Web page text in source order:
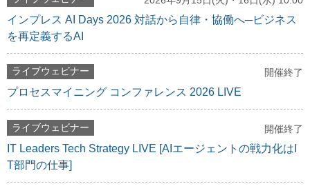
インプレス AI Days 2026 対話から自律・協働へ─ビジネス
を再定義するAI
ライブウェビナー 開催終了
プロセスマイニング コンファレンス 2026 LIVE
ライブウェビナー 開催終了
IT Leaders Tech Strategy LIVE [AIエージェントの戦力化はI
T部門の仕事]